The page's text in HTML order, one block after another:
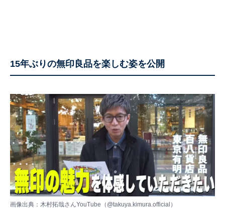
15年ぶりの無印良品を楽しむ姿を公開
画像出典：木村拓哉さんYouTube（ @takuya.kimura.official ）